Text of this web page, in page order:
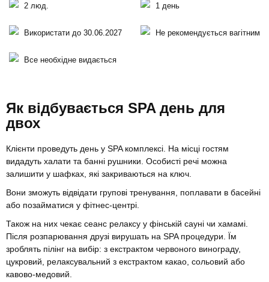
2 люд. 1 день
Використати до 30.06.2027 Не рекомендується вагітним
Все необхідне видається
Як відбувається SPA день для
двох
Клієнти проведуть день у SPA комплексі. На місці гостям
видадуть халати та банні рушники. Особисті речі можна
залишити у шафках, які закриваються на ключ.
Вони зможуть відвідати групові тренування, поплавати в басейні
або позайматися у фітнес-центрі.
Також на них чекає сеанс релаксу у фінській сауні чи хамамі.
Після розпарювання друзі вирушать на SPA процедури. Їм
зроблять пілінг на вибір: з екстрактом червоного винограду,
цукровий, релаксувальний з екстрактом какао, сольовий або
кавово-медовий.